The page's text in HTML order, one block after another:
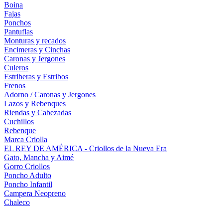
Boina
Fajas
Ponchos
Pantuflas
Monturas y recados
Encimeras y Cinchas
Caronas y Jergones
Culeros
Estriberas y Estribos
Frenos
Adorno / Caronas y Jergones
Lazos y Rebenques
Riendas y Cabezadas
Cuchillos
Rebenque
Marca Criolla
EL REY DE AMÉRICA - Criollos de la Nueva Era
Gato, Mancha y Aimé
Gorro Criollos
Poncho Adulto
Poncho Infantil
Campera Neopreno
Chaleco